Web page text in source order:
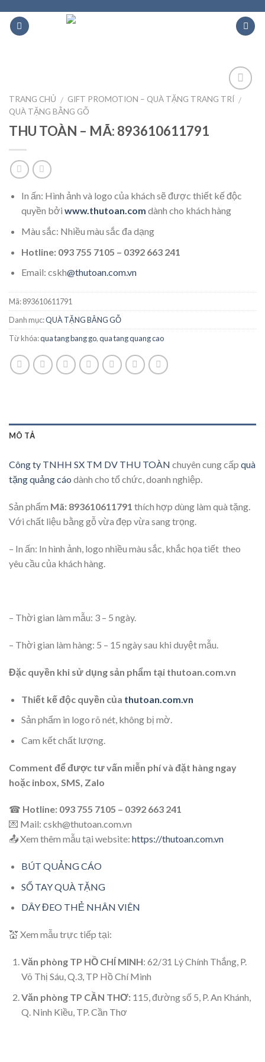
content
Add to
TRANG CHỦ / GIFT PROMOTION – QUÀ TẶNG TRANG TRÍ /
QUÀ TẶNG BẰNG GỖ
THU TOÀN – MÃ: 893610611791
In ấn: Hình ảnh và logo của khách sẽ được thiết kế độc
quyền bởi www.thutoan.com dành cho khách hàng
Màu sắc: Nhiều màu sắc đa dạng
Hotline: 093 755 7105 – 0392 663 241
Email: cskh@thutoan.com.vn
Mã:893610611791
Danh mục:QUÀ TẶNG BẰNG GỖ
Từ khóa:qua tang bang go,qua tang quang cao
MÔ TẢ
Công ty TNHH SX TM DV THU TOÀN chuyên cung cấp quà
tặng quảng cáo dành cho tổ chức, doanh nghiệp.
Sản phẩm Mã: 893610611791 thích hợp dùng làm quà tặng.
Với chất liệu bằng gỗ vừa đẹp vừa sang trọng.
– In ấn: In hình ảnh, logo nhiều màu sắc, khắc họa tiết theo
yêu cầu của khách hàng.
– Thời gian làm mẫu: 3 – 5 ngày.
– Thời gian làm hàng: 5 – 15 ngày sau khi duyệt mẫu.
Đặc quyền khi sử dụng sản phẩm tại thutoan.com.vn
Thiết kế độc quyền của thutoan.com.vn
Sản phẩm in logo rõ nét, không bị mờ.
Cam kết chất lượng.
Comment để được tư vấn miễn phí và đặt hàng ngay
hoặc inbox, SMS, Zalo
☎ Hotline: 093 755 7105 – 0392 663 241
💌 Mail: cskh@thutoan.com.vn
📤 Xem thêm mẫu tại website: https://thutoan.com.vn
BÚT QUẢNG CÁO
SỔ TAY QUÀ TẶNG
DÂY ĐEO THẺ NHÂN VIÊN
💒 Xem mẫu trực tiếp tại:
Văn phòng TP HỒ CHÍ MINH: 62/31 Lý Chính Thắng, P.
Võ Thị Sáu, Q.3, TP Hồ Chí Minh
Văn phòng TP CẦN THƠ: 115, đường số 5, P. An Khánh,
Q. Ninh Kiều, TP. Cần Thơ